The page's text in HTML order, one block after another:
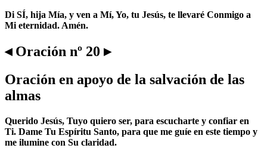
Di SÍ, hija Mía, y ven a Mí, Yo, tu Jesús, te llevaré Conmigo a
Mi eternidad. Amén.
◂ Oración nº 20 ▸
Oración en apoyo de la salvación de las
almas
Querido Jesús, Tuyo quiero ser, para escucharte y confiar en
Ti. Dame Tu Espíritu Santo, para que me guíe en este tiempo y
me ilumine con Su claridad.